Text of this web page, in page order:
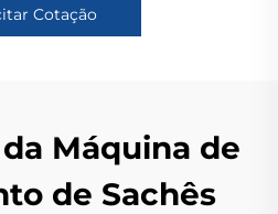
Cotação
Máquina de
de Sachês